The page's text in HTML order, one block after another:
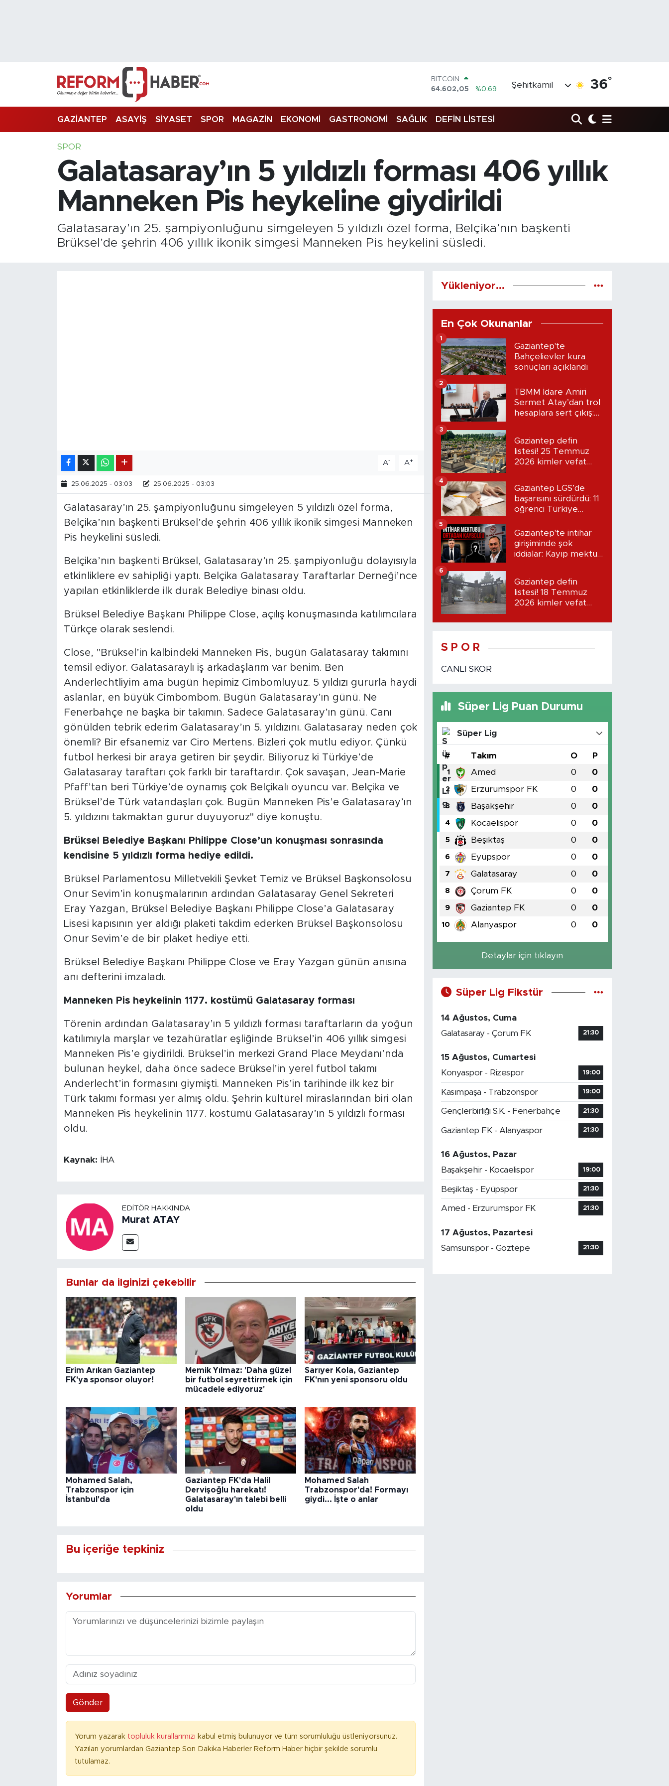
BITCOIN
64.602,05
%0.69
DOLAR
EURO
55,0700
%0.1
STERLİN
6513.94
%0.32
BİST100
Şehitkamil 36°
GAZİANTEP ASAYİŞ SİYASET SPOR MAGAZİN EKONOMİ GASTRONOMİ SAĞLIK DEFİN LİSTESİ
SPOR
Galatasaray’ın 5 yıldızlı forması 406 yıllık
Manneken Pis heykeline giydirildi
Galatasaray’ın 25. şampiyonluğunu simgeleyen 5 yıldızlı özel forma, Belçika’nın başkenti
Brüksel’de şehrin 406 yıllık ikonik simgesi Manneken Pis heykelini süsledi.
A- A+
25.06.2025 - 03:03 25.06.2025 - 03:03
Galatasaray’ın 25. şampiyonluğunu simgeleyen 5 yıldızlı özel forma,
Belçika’nın başkenti Brüksel’de şehrin 406 yıllık ikonik simgesi Manneken
Pis heykelini süsledi.
Belçika’nın başkenti Brüksel, Galatasaray’ın 25. şampiyonluğu dolayısıyla
etkinliklere ev sahipliği yaptı. Belçika Galatasaray Taraftarlar Derneği’nce
yapılan etkinliklerde ilk durak Belediye binası oldu.
Brüksel Belediye Başkanı Philippe Close, açılış konuşmasında katılımcılara
Türkçe olarak seslendi.
Close, "Brüksel’in kalbindeki Manneken Pis, bugün Galatasaray takımını
temsil ediyor. Galatasaraylı iş arkadaşlarım var benim. Ben
Anderlechtliyim ama bugün hepimiz Cimbomluyuz. 5 yıldızı gururla haydi
aslanlar, en büyük Cimbombom. Bugün Galatasaray’ın günü. Ne
Fenerbahçe ne başka bir takımın. Sadece Galatasaray’ın günü. Canı
gönülden tebrik ederim Galatasaray’ın 5. yıldızını. Galatasaray neden çok
önemli? Bir efsanemiz var Ciro Mertens. Bizleri çok mutlu ediyor. Çünkü
futbol herkesi bir araya getiren bir şeydir. Biliyoruz ki Türkiye’de
Galatasaray taraftarı çok farklı bir taraftardır. Çok savaşan, Jean-Marie
Pfaff’tan beri Türkiye’de oynamış çok Belçikalı oyuncu var. Belçika ve
Brüksel’de Türk vatandaşları çok. Bugün Manneken Pis’e Galatasaray’ın
5. yıldızını takmaktan gurur duyuyoruz" diye konuştu.
Brüksel Belediye Başkanı Philippe Close’un konuşması sonrasında
kendisine 5 yıldızlı forma hediye edildi.
Brüksel Parlamentosu Milletvekili Şevket Temiz ve Brüksel Başkonsolosu
Onur Sevim’in konuşmalarının ardından Galatasaray Genel Sekreteri
Eray Yazgan, Brüksel Belediye Başkanı Philippe Close’a Galatasaray
Lisesi kapısının yer aldığı plaketi takdim ederken Brüksel Başkonsolosu
Onur Sevim’e de bir plaket hediye etti.
Brüksel Belediye Başkanı Philippe Close ve Eray Yazgan günün anısına
anı defterini imzaladı.
Manneken Pis heykelinin 1177. kostümü Galatasaray forması
Törenin ardından Galatasaray’ın 5 yıldızlı forması taraftarların da yoğun
katılımıyla marşlar ve tezahüratlar eşliğinde Brüksel’in 406 yıllık simgesi
Manneken Pis’e giydirildi. Brüksel’in merkezi Grand Place Meydanı’nda
bulunan heykel, daha önce sadece Brüksel’in yerel futbol takımı
Anderlecht’in formasını giymişti. Manneken Pis’in tarihinde ilk kez bir
Türk takımı forması yer almış oldu. Şehrin kültürel miraslarından biri olan
Manneken Pis heykelinin 1177. kostümü Galatasaray’ın 5 yıldızlı forması
oldu.
Kaynak: İHA
EDITÖR HAKKINDA
Murat ATAY
Bunlar da ilginizi çekebilir
Erim Arıkan Gaziantep
FK'ya sponsor oluyor!
Memik Yılmaz: 'Daha güzel
bir futbol seyrettirmek için
mücadele ediyoruz'
Sarıyer Kola, Gaziantep
FK'nın yeni sponsoru oldu
Mohamed Salah,
Trabzonspor için
İstanbul'da
Gaziantep FK'da Halil
Dervişoğlu harekatı!
Galatasaray'ın talebi belli
oldu
Mohamed Salah
Trabzonspor'da! Formayı
giydi... İşte o anlar
Bu içeriğe tepkiniz
Yorumlar
Gönder
Yorum yazarak topluluk kurallarımızı kabul etmiş bulunuyor ve tüm sorumluluğu üstleniyorsunuz.
Yazılan yorumlardan Gaziantep Son Dakika Haberler Reform Haber hiçbir şekilde sorumlu
tutulamaz.
Yükleniyor...
En Çok Okunanlar
Gaziantep'te
Bahçelievler kura
sonuçları açıklandı
1
TBMM İdare Amiri
Sermet Atay’dan trol
hesaplara sert çıkış:
2
Gaziantep defin
listesi! 25 Temmuz
2026 kimler vefat
3
Gaziantep LGS’de
başarısını sürdürdü: 11
öğrenci Türkiye
4
Gaziantep'te intihar
girişiminde şok
iddialar: Kayıp mektup
5
Gaziantep defin
listesi! 18 Temmuz
2026 kimler vefat
6
S P O R
CANLI SKOR
Süper Lig Puan Durumu
Süper Lig
# Takım O P
1 Amed 0 0
2 Erzurumspor FK 0 0
3 Başakşehir 0 0
4 Kocaelispor 0 0
5 Beşiktaş 0 0
6 Eyüpspor 0 0
7 Galatasaray 0 0
8 Çorum FK 0 0
9 Gaziantep FK 0 0
10 Alanyaspor 0 0
Detaylar için tıklayın
Süper Lig Fikstür
14 Ağustos, Cuma
Galatasaray - Çorum FK
21:30
15 Ağustos, Cumartesi
Konyaspor - Rizespor
19:00
Kasımpaşa - Trabzonspor 19:00
Gençlerbirliği S.K. - Fenerbahçe 21:30
Gaziantep FK - Alanyaspor 21:30
16 Ağustos, Pazar
Başakşehir - Kocaelispor
19:00
Beşiktaş - Eyüpspor 21:30
Amed - Erzurumspor FK 21:30
17 Ağustos, Pazartesi
Samsunspor - Göztepe
21:30
Trafik Durumu
Süper Lig Puan Durumu ve Fikstür
Son Dakika Haberleri
Haber Arşivi